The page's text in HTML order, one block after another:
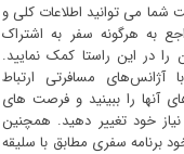
می توانید اطلاعات کلی و
به هرگونه سفر به اشتراک
را در این راستا کمک نمایید.
آژانس‌های مسافرتی ارتباط
آنها را ببینید و فرصت های
خود تغییر دهید. همچنین
برنامه سفری مطابق با سلیقه